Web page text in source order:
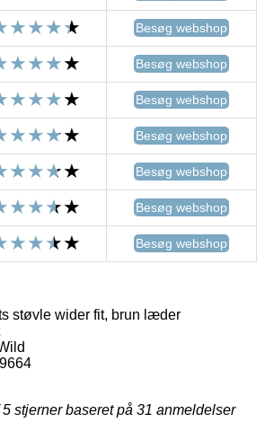
Besøg webshop
Besøg webshop
Besøg webshop
Besøg webshop
Besøg webshop
Besøg webshop
Besøg webshop
støvle wider fit, brun læder
stjerner baseret på 31 anmeldelser